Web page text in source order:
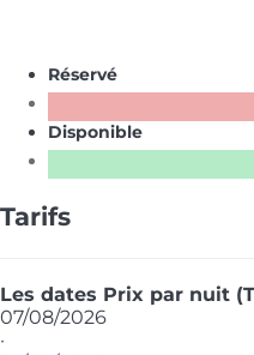
Réservé
Disponible
Tarifs
Les dates Prix par nuit
07/08/2026
·